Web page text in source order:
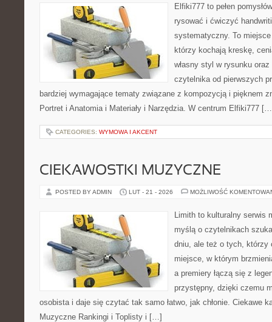
Elfiki777 to pełen
rysować i ćwiczyć
systematyczny. To
którzy kochają kreskę,
własny styl w rysunku
czytelnika od pierwszych
bardziej wymagające tematy związane z kompozycją i pięknem
Portret i Anatomia i Materiały i Narzędzia. W centrum Elfiki777
CATEGORIES: WYMOWA I AKCENT
CIEKAWOSTKI MUZYCZNE
POSTED BY ADMIN LUT - 21 - 2026 MOŻLIWOŚĆ
Limith to kulturalny serwis
myślą o czytelnikach
dniu, ale też o tych, którzy
miejsce, w którym
a premiery łączą się z
przystępny, dzięki czemu
osobista i daje się czytać tak samo łatwo, jak chłonie. Ciekawe
Muzyczne Rankingi i Toplisty i […]